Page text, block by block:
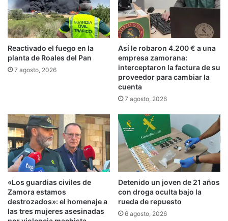
Reactivado el fuego en la
planta de Roales del Pan
7 agosto, 2026
Así le robaron 4.200 € a una
empresa zamorana:
interceptaron la factura de su
proveedor para cambiar la
cuenta
7 agosto, 2026
«Los guardias civiles de
Zamora estamos
destrozados»: el homenaje a
las tres mujeres asesinadas
Detenido un joven de 21 años
con droga oculta bajo la
rueda de repuesto
6 agosto, 2026